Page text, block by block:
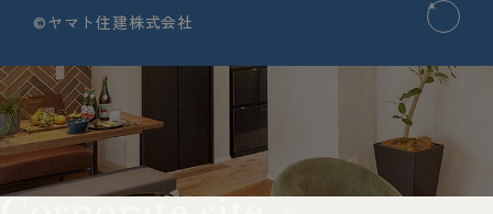
©ヤマト住建株式会社